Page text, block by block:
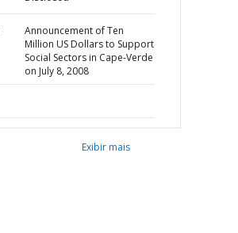
Announcement of Ten
Million US Dollars to Support
Social Sectors in Cape-Verde
on July 8, 2008
Exibir mais